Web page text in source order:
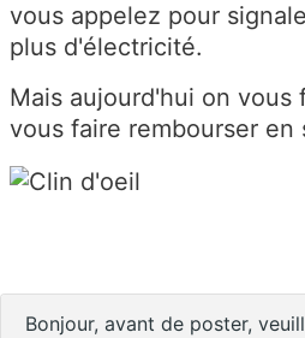
vous appelez pour
plus d'électricité.
Mais aujourd'hui on vous
vous faire rembourser en
Bonjour, avant de poster,